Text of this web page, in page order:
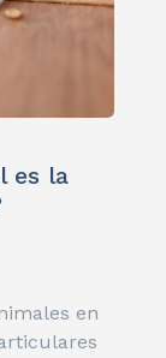
es la
en